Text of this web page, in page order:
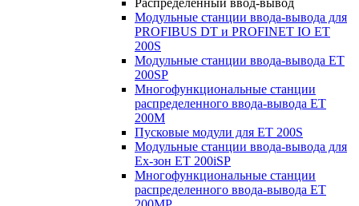
Распределенный ввод-вывод
Модульные станции ввода-вывода для
PROFIBUS DT и PROFINET IO ET
200S
Модульные станции ввода-вывода ET
200SP
Многофункциональные станции
распределенного ввода-вывода ET
200M
Пусковые модули для ET 200S
Модульные станции ввода-вывода для
Ex-зон ET 200iSP
Многофункциональные станции
распределенного ввода-вывода ET